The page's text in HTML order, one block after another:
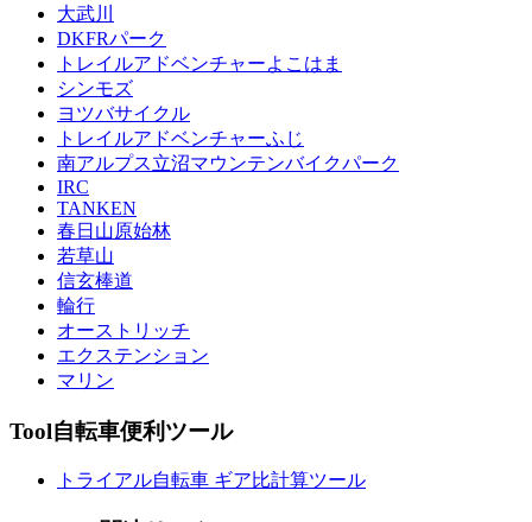
大武川
DKFRパーク
トレイルアドベンチャーよこはま
シンモズ
ヨツバサイクル
トレイルアドベンチャーふじ
南アルプス立沼マウンテンバイクパーク
IRC
TANKEN
春日山原始林
若草山
信玄棒道
輪行
オーストリッチ
エクステンション
マリン
Tool自転車便利ツール
トライアル自転車 ギア比計算ツール